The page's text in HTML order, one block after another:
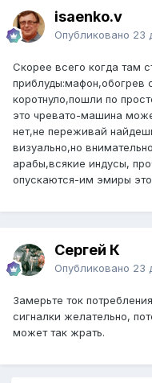
isaenko.v
Опубликовано 23
Скорее всего когда там
приблуды:мафон,обогрев
коротнуло,пошли по
это чревато-машина
нет,не переживай
визуально,но
арабы,всякие индусы,
опускаются-им эмиры
Сергей К
Опубликовано 23
Замерьте ток
сигналки желательно,
может так жрать.